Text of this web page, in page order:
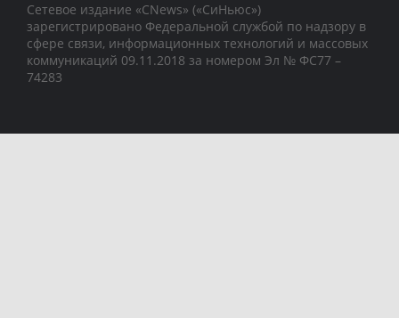
Сетевое издание «CNews» («СиНьюс»)
зарегистрировано Федеральной службой по надзору в
сфере связи, информационных технологий и массовых
коммуникаций 09.11.2018 за номером Эл № ФС77 –
74283